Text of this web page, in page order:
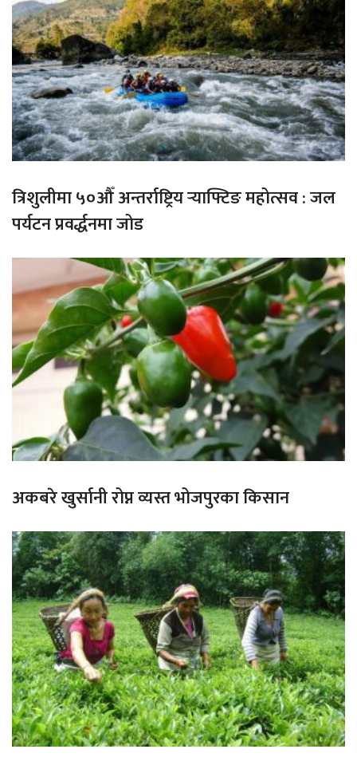
त्रिशुलीमा ५०औँ अन्तर्राष्ट्रिय र्‍याफ्टिङ महोत्सव : जल
पर्यटन प्रवर्द्धनमा जोड
अकबरे खुर्सानी रोप्न व्यस्त भोजपुरका किसान